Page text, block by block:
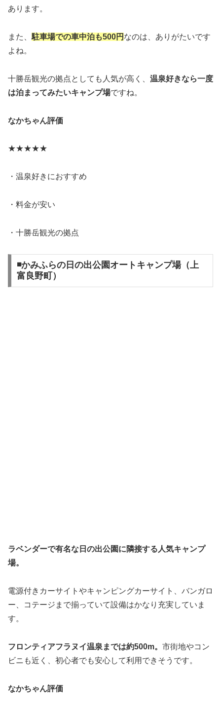
あります。
また、 駐車場での車中泊も500円 なのは、ありがたいです
よね。
十勝岳観光の拠点としても人気が高く、 温泉好きなら一度
は泊まってみたいキャンプ場ですね。
なかちゃん評価
★★★★★
・温泉好きにおすすめ
・料金が安い
・十勝岳観光の拠点
◾️かみふらの日の出公園オートキャンプ場（上
富良野町）
ラベンダーで有名な日の出公園に隣接する人気キャンプ
場。
電源付きカーサイトやキャンピングカーサイト、バンガロ
ー、コテージまで揃っていて設備はかなり充実していま
す。
フロンティアフラヌイ温泉までは約500m。 市街地やコン
ビニも近く、初心者でも安心して利用できそうです。
なかちゃん評価